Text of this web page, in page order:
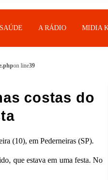
SAÚDE A RÁDIO MIDIA
on line39
costas do
(10), em Pederneiras (SP).
que estava em uma festa. No